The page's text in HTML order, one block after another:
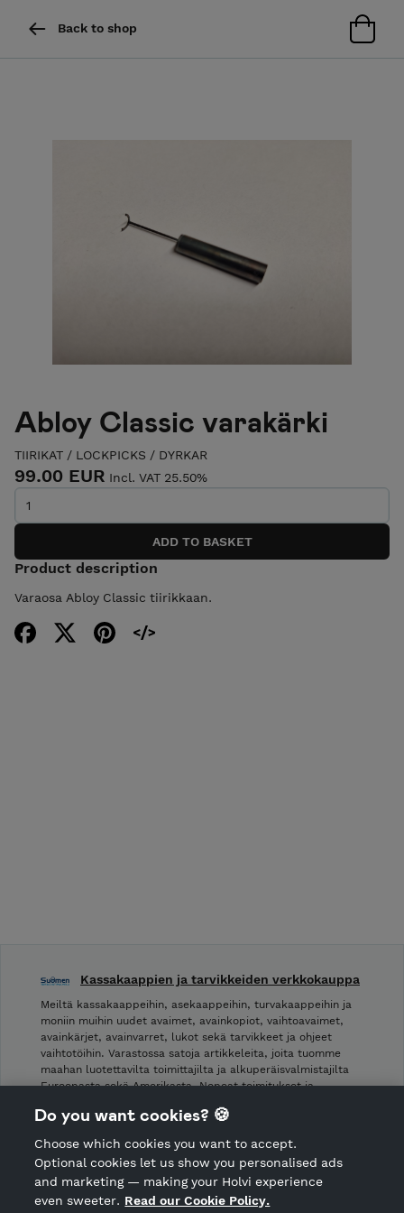
Back to shop
Abloy Classic varakärki
TIIRIKAT / LOCKPICKS / DYRKAR
99.00 EUR Incl. VAT 25.50%
Product description
Varaosa Abloy Classic tiirikkaan.
Kassakaappien ja tarvikkeiden verkkokauppa
Meiltä kassakaappeihin, asekaappeihin, turvakaappeihin ja
moniin muihin uudet avaimet, avainkopiot, vaihtoavaimet,
avainkärjet, avainvarret, lukot sekä tarvikkeet ja ohjeet
vaihtotöihin. Varastossa satoja artikkeleita, joita tuomme
maahan luotettavilta toimittajilta ja alkuperäisvalmistajilta
Euroopasta sekä Amerikasta. Nopeat toimitukset ja
CANCEL ORDER
Do you want cookies? 🍪
Choose which cookies you want to accept.
Optional cookies let us show you personalised ads
and marketing — making your Holvi experience
even sweeter. Read our Cookie Policy.